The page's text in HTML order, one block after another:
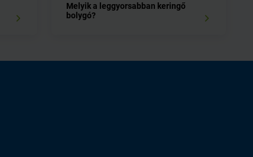
Melyik a leggyorsabban keringő
bolygó?